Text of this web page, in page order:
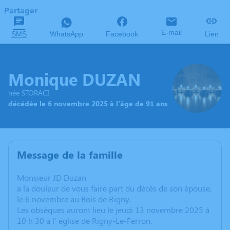
Partager
SMS WhatsApp Facebook E-mail Lien
Monique DUZAN
née STORACI
décédée le 6 novembre 2025 à l'âge de 91 ans
Message de la famille
Monsieur JD Duzan
a la douleur de vous faire part du décès de son épouse,
le 6 novembre au Bois de Rigny.
Les obsèques auront lieu le jeudi 13 novembre 2025 à
10 h 30 à l' église de Rigny-Le-Ferron.